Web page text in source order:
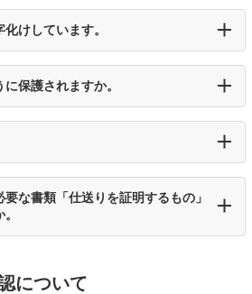
けしています。
保護されますか。
な書類「仕送りを証明するもの」
について